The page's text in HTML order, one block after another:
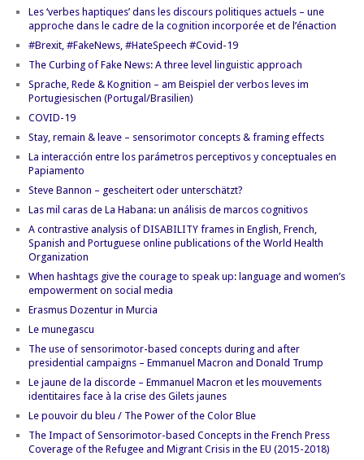
Les ‘verbes haptiques’ dans les discours politiques actuels – une
approche dans le cadre de la cognition incorporée et de l’énaction
#Brexit, #FakeNews, #HateSpeech #Covid-19
The Curbing of Fake News: A three level linguistic approach
Sprache, Rede & Kognition – am Beispiel der verbos leves im
Portugiesischen (Portugal/Brasilien)
COVID-19
Stay, remain & leave – sensorimotor concepts & framing effects
La interacción entre los parámetros perceptivos y conceptuales en
Papiamento
Steve Bannon – gescheitert oder unterschätzt?
Las mil caras de La Habana: un análisis de marcos cognitivos
A contrastive analysis of DISABILITY frames in English, French,
Spanish and Portuguese online publications of the World Health
Organization
When hashtags give the courage to speak up: language and women’s
empowerment on social media
Erasmus Dozentur in Murcia
Le munegascu
The use of sensorimotor-based concepts during and after
presidential campaigns – Emmanuel Macron and Donald Trump
Le jaune de la discorde – Emmanuel Macron et les mouvements
identitaires face à la crise des Gilets jaunes
Le pouvoir du bleu / The Power of the Color Blue
The Impact of Sensorimotor-based Concepts in the French Press
Coverage of the Refugee and Migrant Crisis in the EU (2015-2018)